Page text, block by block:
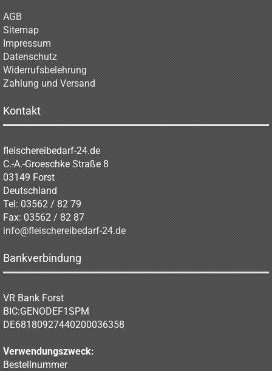
AGB
Sitemap
Impressum
Datenschutz
Widerrufsbelehrung
Zahlung und Versand
Kontakt
fleischereibedarf-24.de
C.-A.-Groeschke Straße 8
03149 Forst
Deutschland
Tel: 03562 / 82 79
Fax: 03562 / 82 87
info@fleischereibedarf-24.de
Bankverbindung
VR Bank Forst
BIC:GENODEF1SPM
DE68180927440200036358
Verwendungszweck:
Bestellnummer